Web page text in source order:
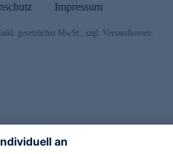
Impressum
gesetzlicher MwSt., zzgl. Versandkosten.